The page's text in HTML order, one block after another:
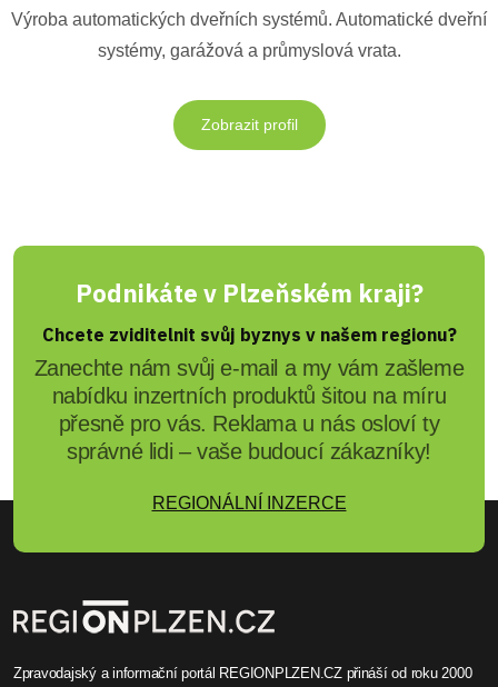
Výroba automatických dveřních systémů. Automatické dveřní
systémy, garážová a průmyslová vrata.
Zobrazit profil
Podnikáte v Plzeňském kraji?
Chcete zviditelnit svůj byznys v našem regionu?
Zanechte nám svůj e-mail a my vám zašleme
nabídku inzertních produktů šitou na míru
přesně pro vás. Reklama u nás osloví ty
správné lidi – vaše budoucí zákazníky!
REGIONÁLNÍ INZERCE
Zpravodajský a informační portál REGIONPLZEN.CZ přináší od roku 2000